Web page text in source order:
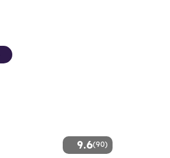
9.6(90)